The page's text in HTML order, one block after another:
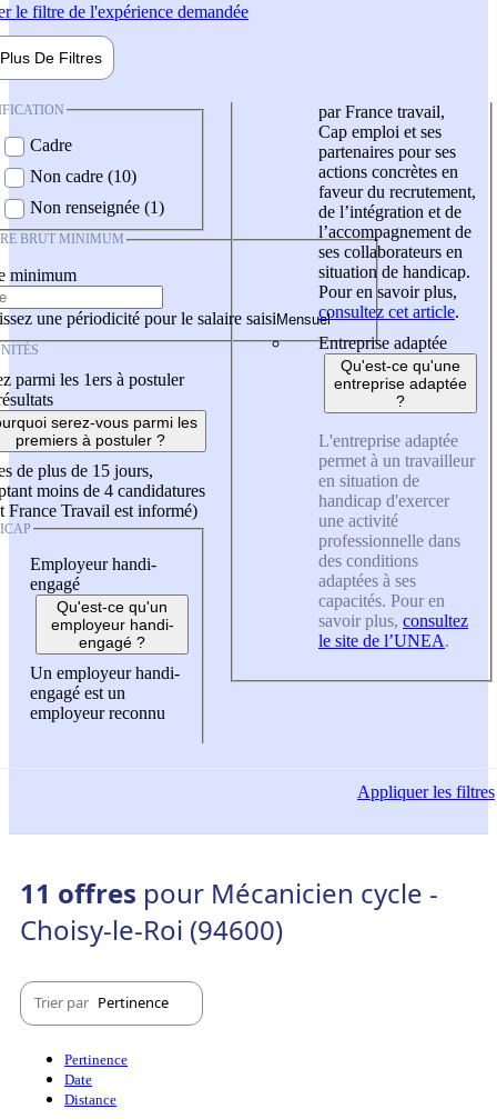
le filtre de l'expérience demandée
Plus De Filtres
Cadre
Non cadre (10)
Non renseignée (1)
BRUT MINIMUM
minimum
une périodicité pour le salaire saisi
parmi les 1ers à postuler
serez-vous parmi les
premiers à postuler ?
de plus de 15 jours,
moins de 4 candidatures
France Travail est informé)
Employeur handi-
engagé
Qu'est-ce qu'un
employeur handi-
engagé ?
Un employeur handi-
engagé est un
employeur reconnu
par France travail,
Cap emploi et ses
partenaires pour ses
actions concrètes en
faveur du recrutement,
de l’intégration et de
l’accompagnement de
ses collaborateurs en
situation de handicap.
Pour en savoir plus,
consultez cet article.
Entreprise adaptée
Qu'est-ce qu'une
entreprise adaptée
?
L'entreprise adaptée
permet à un travailleur
en situation de
handicap d'exercer
une activité
professionnelle dans
des conditions
adaptées à ses
capacités. Pour en
savoir plus, consultez
le site de l’UNEA.
Appliquerles filtres
11 offres pour Mécanicien cycle -
Choisy-le-Roi (94600)
Trier par Pertinence
Pertinence
Date
Distance